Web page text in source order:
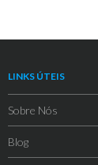
LINKS ÚTEIS
Sobre Nós
Blog